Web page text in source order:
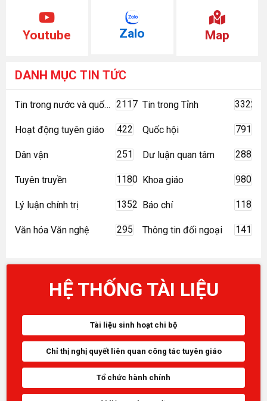
Youtube Zalo Map
DANH MỤC TIN TỨC
Tin trong nước và quốc tế 2117 Tin trong Tỉnh 3322
Hoạt động tuyên giáo 422 Quốc hội 791
Dân vận 251 Dư luận quan tâm 288
Tuyên truyền 1180 Khoa giáo 980
Lý luận chính trị 1352 Báo chí 118
Văn hóa Văn nghệ 295 Thông tin đối ngoại 141
HỆ THỐNG TÀI LIỆU
Tài liệu sinh hoạt chi bộ
Chỉ thị nghị quyết liên quan công tác tuyên giáo
Tổ chức hành chính